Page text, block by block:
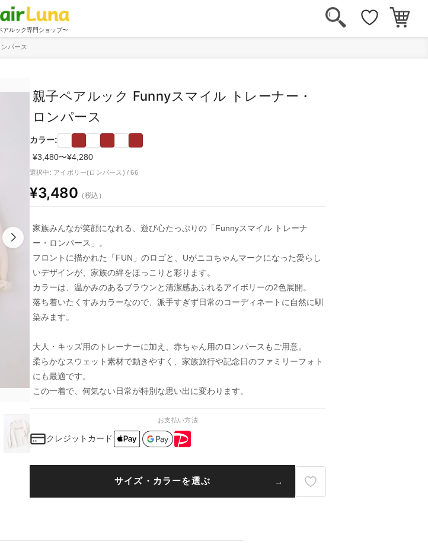
アルック専門ショップ〜
パース
親子ペアルック Funnyスマイル トレーナー・
ロンパース
カラー:
¥3,480〜¥4,280
選択中: アイボリー(ロンパース) / 66
¥3,480 （税込）
家族みんなが笑顔になれる、遊び心たっぷりの「Funnyスマイル トレーナ
ー・ロンパース」。
フロントに描かれた「FUN」のロゴと、Uがニコちゃんマークになった愛らし
いデザインが、家族の絆をほっこりと彩ります。
カラーは、温かみのあるブラウンと清潔感あふれるアイボリーの2色展開。
落ち着いたくすみカラーなので、派手すぎず日常のコーディネートに自然に馴
染みます。
大人・キッズ用のトレーナーに加え、赤ちゃん用のロンパースもご用意。
柔らかなスウェット素材で動きやすく、家族旅行や記念日のファミリーフォト
にも最適です。
この一着で、何気ない日常が特別な思い出に変わります。
お支払い方法
クレジットカード
サイズ・カラーを選ぶ